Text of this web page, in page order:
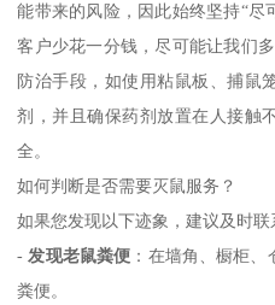
能带来的风险，因此始终坚持“尽
客户少花一分钱，尽可能让我们
防治手段，如使用粘鼠板、捕鼠
剂，并且确保药剂放置在人接触
全。
如何判断是否需要灭鼠服务？
如果您发现以下迹象，建议及时联
-发现老鼠粪便 ：在墙角、橱柜
粪便。